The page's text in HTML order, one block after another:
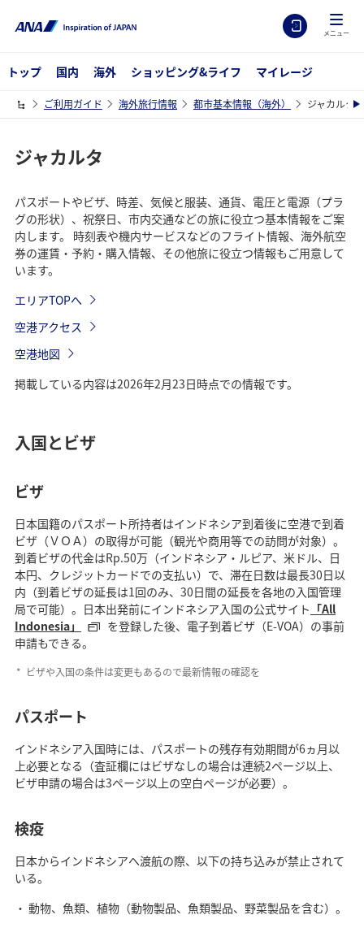
メニュー
トップ 国内 海外 ショッピング&ライフ マイレージ
ご利用ガイド 海外旅行情報 都市基本情報（海外） ジャカルタ
ジャカルタ
パスポートやビザ、時差、気候と服装、通貨、電圧と電源（プラ
グの形状）、祝祭日、市内交通などの旅に役立つ基本情報をご案
内します。 時刻表や機内サービスなどのフライト情報、海外航空
券の運賃・予約・購入情報、その他旅に役立つ情報もご用意して
います。
エリアTOPへ
空港アクセス
空港地図
掲載している内容は2026年2月23日時点での情報です。
入国とビザ
ビザ
日本国籍のパスポート所持者はインドネシア到着後に空港で到着
ビザ（ＶＯＡ）の取得が可能（観光や商用等での訪問が対象）。
到着ビザの代金はRp.50万（インドネシア・ルピア、米ドル、日
本円、クレジットカードでの支払い）で、滞在日数は最長30日以
内（到着ビザの延長は1回のみ、30日間の延長を各地の入国管理
局で可能）。日本出発前にインドネシア入国の公式サイト 「All
Indonesia」
を登録した後、電子到着ビザ（E-VOA）の事前
申請もできる。
ビザや入国の条件は変更もあるので最新情報の確認を
パスポート
インドネシア入国時には、パスポートの残存有効期間が6ヵ月以
上必要となる（査証欄にはビザなしの場合は連続2ページ以上、
ビザ申請の場合は3ページ以上の空白ページが必要）。
検疫
日本からインドネシアへ渡航の際、以下の持ち込みが禁止されて
いる。
動物、魚類、植物（動物製品、魚類製品、野菜製品を含む）。